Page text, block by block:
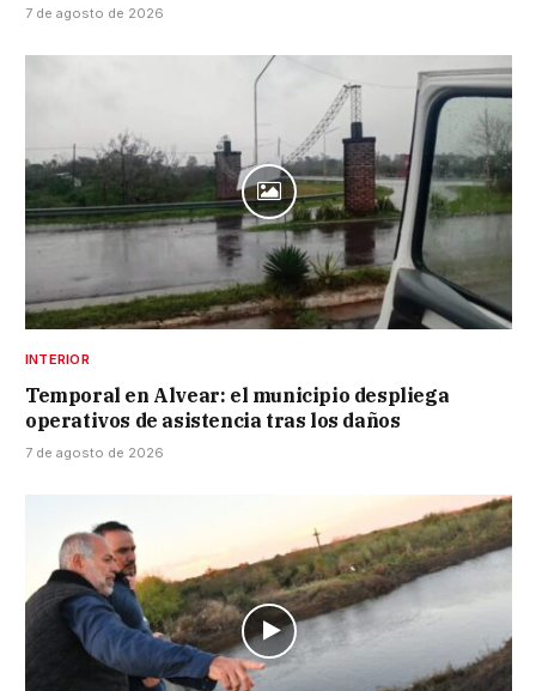
7 de agosto de 2026
INTERIOR
Temporal en Alvear: el municipio despliega
operativos de asistencia tras los daños
7 de agosto de 2026